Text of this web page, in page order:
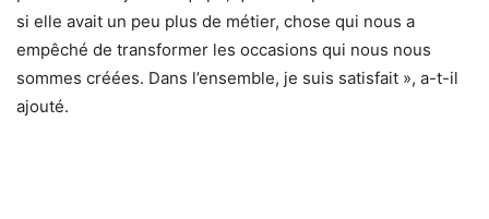
si elle avait un peu plus de métier, chose qui nous a
empêché de transformer les occasions qui nous nous
sommes créées. Dans l’ensemble, je suis satisfait », a-t-il
ajouté.